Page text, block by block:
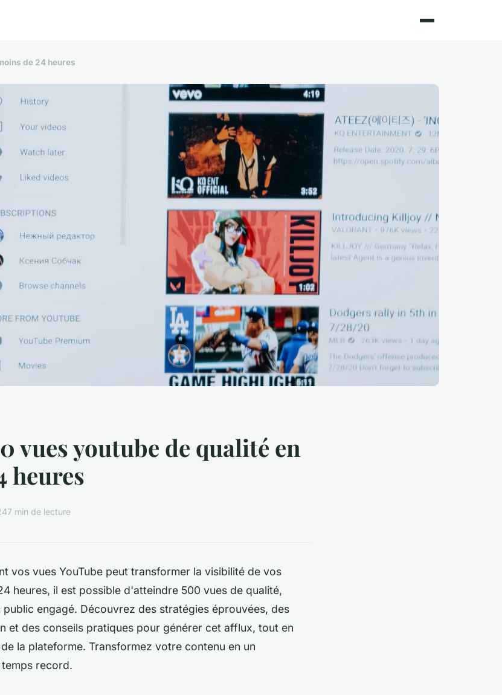
de 24 heures
vues youtube de qualité en
heures
7 min de lecture
vos vues YouTube peut transformer la visibilité de vos
heures, il est possible d'atteindre 500 vues de qualité,
engagé. Découvrez des stratégies éprouvées, des
et des conseils pratiques pour générer cet afflux, tout en
la plateforme. Transformez votre contenu en un
record.